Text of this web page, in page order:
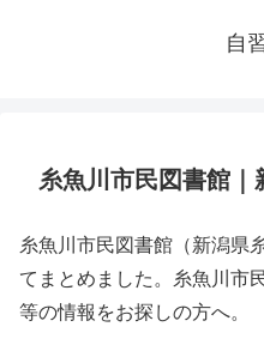
自
糸魚川市民図書館｜
糸魚川市民図書館（新潟県
てまとめました。糸魚川市
等の情報をお探しの方へ。